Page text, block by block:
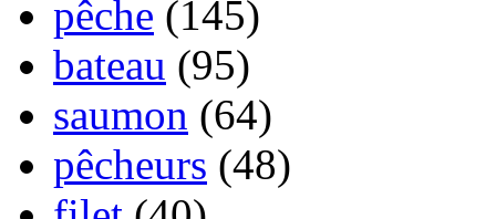
pêche (145)
bateau (95)
saumon (64)
pêcheurs (48)